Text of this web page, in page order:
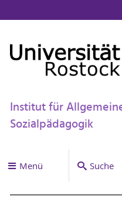
Institut für
Sozialpädagogik
Menü Suche